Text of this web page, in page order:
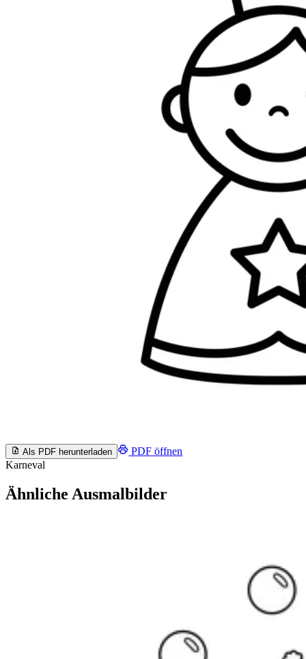
Als PDF herunterladen
PDF öffnen
Karneval
Ähnliche Ausmalbilder